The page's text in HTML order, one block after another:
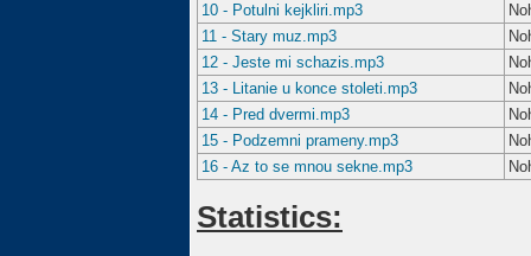
10 - Potulni kejkliri.mp3
11 - Stary muz.mp3
12 - Jeste mi schazis.mp3
13 - Litanie u konce stoleti.mp3
14 - Pred dvermi.mp3
15 - Podzemni prameny.mp3
16 - Az to se mnou sekne.mp3
Statistics: